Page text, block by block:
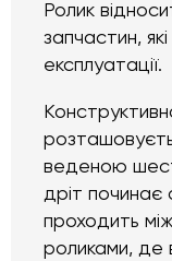
Ролик
запчастин,
експлуатації.
веденою
дріт починає
проходить
роликами, де